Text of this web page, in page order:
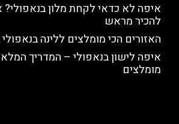
איפה לא כדאי לקחת מלון בנאפולי?
להכיר מראש
האזורים הכי מומלצים ללינה
איפה לישון בנאפולי – המדריך המלא
מומלצים